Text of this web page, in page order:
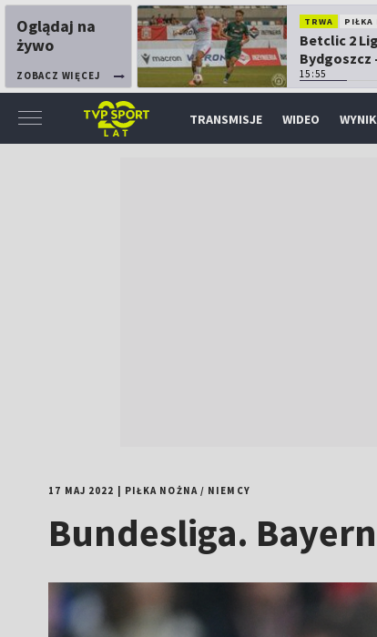
Oglądaj na
żywo
ZOBACZ WIĘCEJ
TRWA PIŁKA
Betclic 2
Bydgoszcz
15:55
TRANSMISJE WIDEO
17 MAJ 2022 PIŁKA NOŻNA/ NIEMCY
Bundesliga.